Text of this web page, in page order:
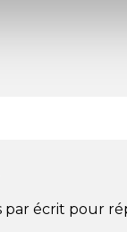
par écrit pour